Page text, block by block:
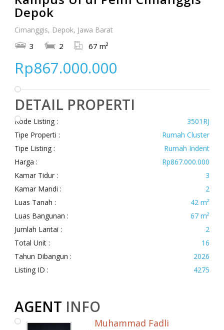
Depok
Cimanggis, Depok, Jawa Barat
3 2 67 m²
Rp867.000.000
DETAIL PROPERTI
Kode Listing :
3501RJ
Tipe Properti :
Rumah Cluster
Tipe Listing :
Rumah Indent
Harga :
Rp867.000.000
Kamar Tidur :
3
Kamar Mandi :
2
Luas Tanah :
42 m²
Luas Bangunan :
67 m²
Jumlah Lantai :
2
Total Unit :
16
Tahun Dibangun :
2026
Listing ID :
4275
AGENT INFO
Muhammad Fadli